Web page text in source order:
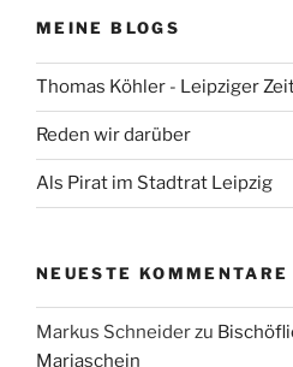
MEINE BLOGS
Thomas Köhler - Leipziger
Reden wir darüber
Als Pirat im Stadtrat Leipzig
NEUESTE KOMMENTARE
Markus Schneiderzu
Mariaschein